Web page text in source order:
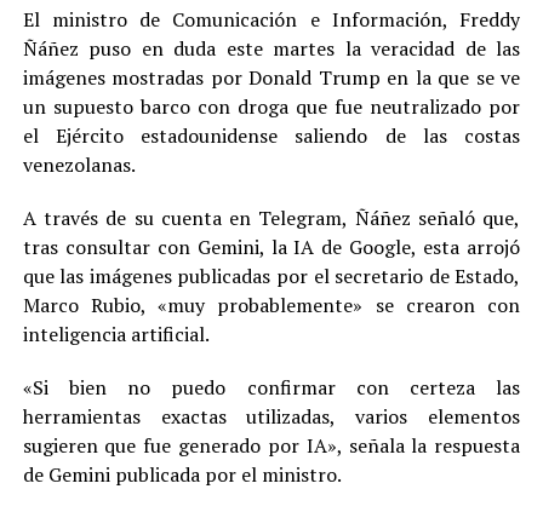
El ministro de Comunicación e Información, Freddy
Ñáñez puso en duda este martes la veracidad de las
imágenes mostradas por Donald Trump en la que se ve
un supuesto barco con droga que fue neutralizado por
el Ejército estadounidense saliendo de las costas
venezolanas.
A través de su cuenta en Telegram, Ñáñez señaló que,
tras consultar con Gemini, la IA de Google, esta arrojó
que las imágenes publicadas por el secretario de Estado,
Marco Rubio, «muy probablemente» se crearon con
inteligencia artificial.
«Si bien no puedo confirmar con certeza las
herramientas exactas utilizadas, varios elementos
sugieren que fue generado por IA», señala la respuesta
de Gemini publicada por el ministro.